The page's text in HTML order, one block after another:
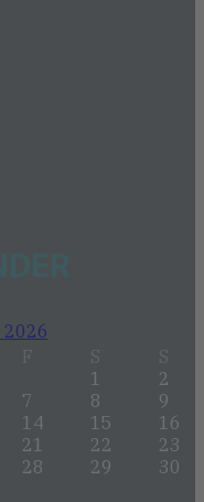
2026
1
2
7 8
9
14 15
16
21 22
23
28 29
30